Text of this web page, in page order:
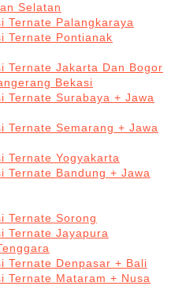
Selatan
Ternate Palangkaraya
Ternate Pontianak
Ternate Jakarta Dan Bogor
Bekasi
Ternate Surabaya + Jawa
Ternate Semarang + Jawa
Ternate Yogyakarta
Ternate Bandung + Jawa
Ternate Sorong
Ternate Jayapura
Ternate Denpasar + Bali
Ternate Mataram + Nusa